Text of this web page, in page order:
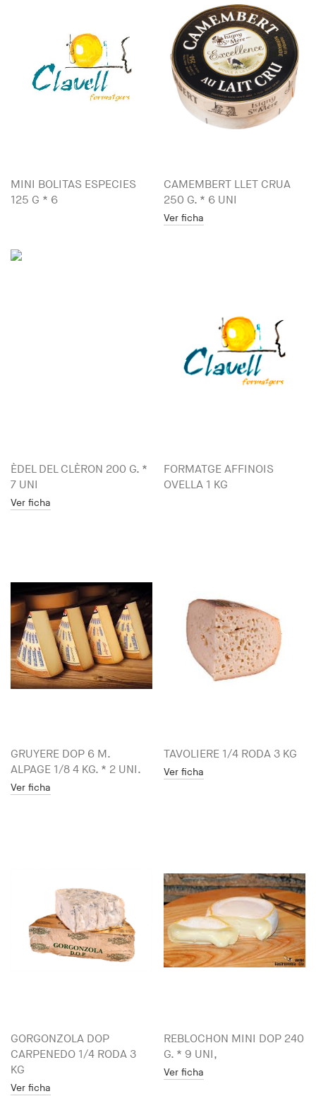
MINI BOLITAS ESPECIES
125 G * 6
CAMEMBERT LLET CRUA
250 G. * 6 UNI
Ver ficha
ÈDEL DEL CLÈRON 200 G. *
7 UNI
Ver ficha
FORMATGE AFFINOIS
OVELLA 1 KG
GRUYERE DOP 6 M.
ALPAGE 1/8 4 KG. * 2 UNI.
Ver ficha
TAVOLIERE 1/4 RODA 3 KG
Ver ficha
GORGONZOLA DOP
CARPENEDO 1/4 RODA 3
KG
Ver ficha
REBLOCHON MINI DOP 240
G. * 9 UNI,
Ver ficha